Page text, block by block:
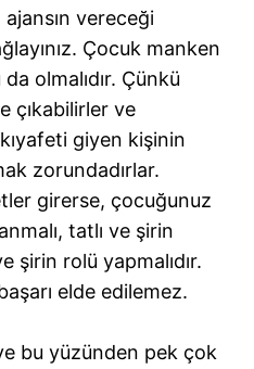
vereceği
Çocuk manken
olmalıdır. Çünkü
çıkabilirler ve
giyen kişinin
zorundadırlar.
girerse, çocuğunuz
tatlı ve şirin
şirin rolü yapmalıdır.
elde edilemez.
bu yüzünden pek çok